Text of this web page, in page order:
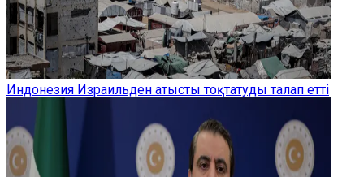
Индонезия Израильден атысты тоқтатуды талап етті